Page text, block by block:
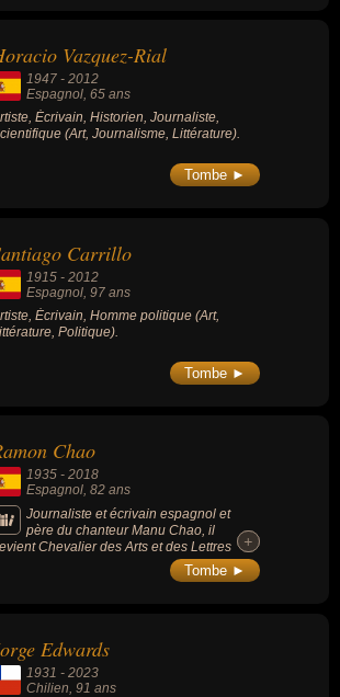
Vazquez-Rial
1947 - 2012
Espagnol, 65 ans
Écrivain, Historien, Journaliste,
(Art, Journalisme, Littérature).
Tombe ►
Carrillo
1915 - 2012
Espagnol , 97 ans
Écrivain, Homme politique (Art,
Politique).
Tombe ►
Chao
1935 - 2018
Espagnol, 82 ans
Journaliste et écrivain espagnol et
père du chanteur Manu Chao, il
Chevalier des Arts et des Lettres
(1991) et Officier des Arts et des Lettres‎
+
+
Tombe ►
Edwards
1931 - 2023
Chilien , 91 ans